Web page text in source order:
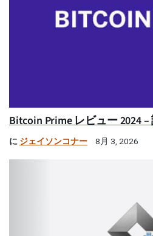
Bitcoin Prime レビュー 2024
に ジェイソンコナー 8月 3, 2026